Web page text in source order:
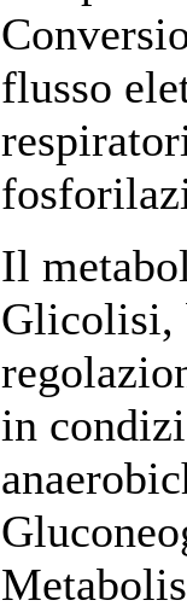
flusso
Il
Glicolisi,
in